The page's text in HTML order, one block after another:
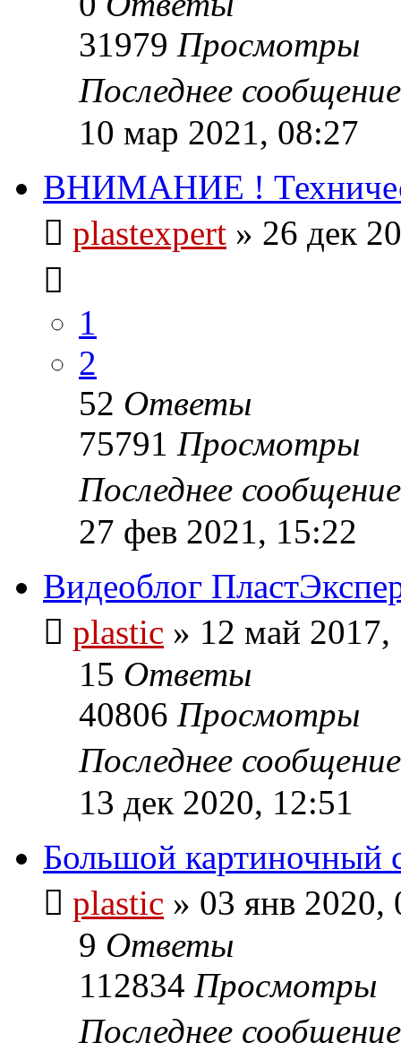
31979 Просмотры
Последнее
10 мар 2021, 08:27
ВНИМАНИЕ !
plastexpert » 26 дек
1
2
52 Ответы
75791 Просмотры
Последнее
27 фев 2021, 15:22
Видеоблог
plastic » 12 май 2017,
15 Ответы
40806 Просмотры
Последнее
13 дек 2020, 12:51
Большой картиночный
plastic » 03 янв 2020,
9 Ответы
112834 Просмотры
Последнее